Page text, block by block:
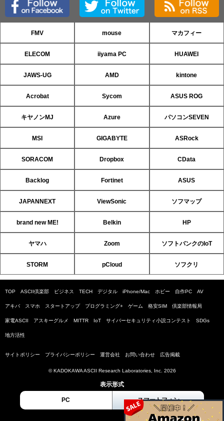
FMV mouse マカフィー
ELECOM iiyama PC HUAWEI
JAWS-UG AMD kintone
Acrobat Sycom ASUS ROG
キヤノンMJ Azure パソコンSEVEN
MSI GIGABYTE ASRock
SORACOM Dropbox CData
Backlog Fortinet ASUS
JAPANNEXT ViewSonic ソフマップ
brand new ME! Belkin HP
ヤマハ Zoom ソフトバンクのIoT
STORM pCloud ソフクリ
TOP ASCII倶楽部 ビジネス TECH デジタル iPhone/Mac ホビー 自作PC AV
アキバ スマホ スタートアップ プログラミング+ ゲーム 格安SIM 倶楽部情報局
家電ASCII アスキーグルメ MITTR IoT サイバーセキュリティ小説コンテスト SDGs
地方活性
サイトポリシー プライバシーポリシー 運営会社 お問い合わせ 広告掲載
© KADOKAWA ASCII Research Laboratories, Inc. 2026
表示形式
PC スマートフォン